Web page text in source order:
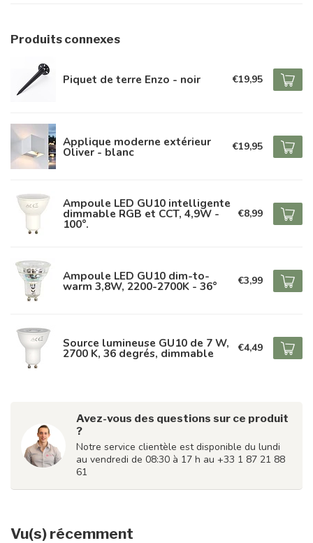
Produits connexes
Piquet de terre Enzo - noir €19,95
Applique moderne extérieur
Oliver - blanc €19,95
Ampoule LED GU10 intelligente
dimmable RGB et CCT, 4,9W -
100°.
€8,99
Ampoule LED GU10 dim-to-
warm 3,8W, 2200-2700K - 36° €3,99
Source lumineuse GU10 de 7 W,
2700 K, 36 degrés, dimmable €4,49
Avez-vous des questions sur ce produit
?
Notre service clientèle est disponible du lundi
au vendredi de 08:30 à 17 h au +33 1 87 21 88
61
Vu(s) récemment